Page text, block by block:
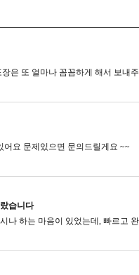
어요 문제있으면 문의드릴게요 ~~
습니다